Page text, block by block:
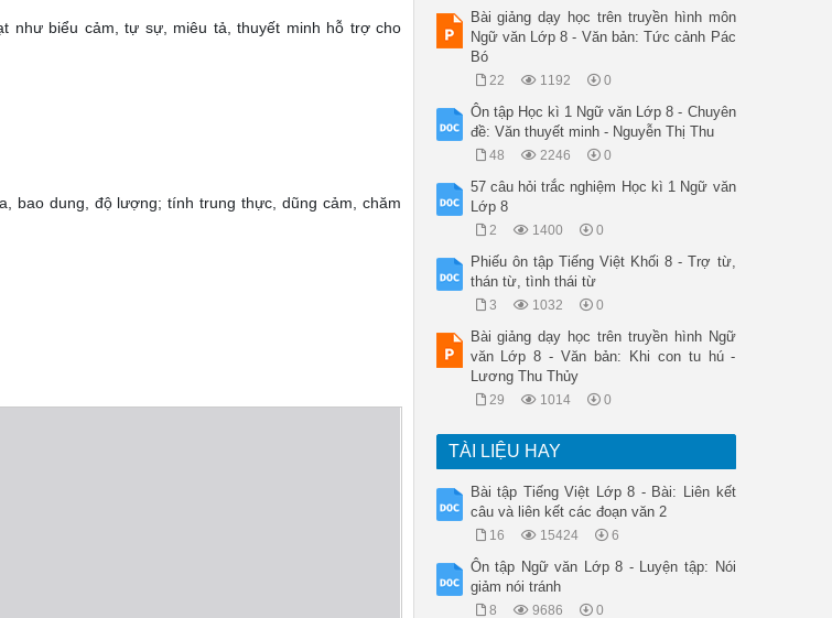
như biểu cảm, tự sự, miêu tả, thuyết minh hỗ trợ cho
bao dung, độ lượng; tính trung thực, dũng cảm, chăm
Bài giảng dạy học trên truyền hình môn
Ngữ văn Lớp 8 - Văn bản: Tức cảnh Pác
Bó
22 1192 0
Ôn tập Học kì 1 Ngữ văn Lớp 8 - Chuyên
đề: Văn thuyết minh - Nguyễn Thị Thu
48 2246 0
57 câu hỏi trắc nghiệm Học kì 1 Ngữ văn
Lớp 8
2 1400 0
Phiếu ôn tập Tiếng Việt Khối 8 - Trợ từ,
thán từ, tình thái từ
3 1032 0
Bài giảng dạy học trên truyền hình Ngữ
văn Lớp 8 - Văn bản: Khi con tu hú -
Lương Thu Thủy
29 1014 0
TÀI LIỆU HAY
Bài tập Tiếng Việt Lớp 8 - Bài: Liên kết
câu và liên kết các đoạn văn 2
16 15424 6
Ôn tập Ngữ văn Lớp 8 - Luyện tập: Nói
giảm nói tránh
8 9686 0